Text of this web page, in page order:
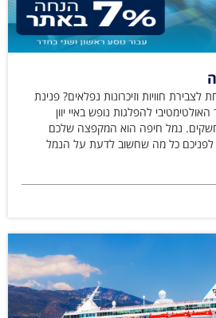
חוויות וזיכרונות נפלאים? פנינת
להפלגות נופש באיי יוון
נמל חיפה הוא המקפצה שלכם
לפניכם כל מה שחשוב לדעת על הנמל